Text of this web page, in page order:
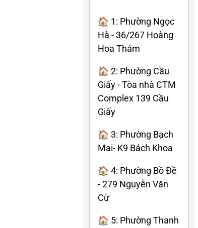
🏠 1: Phường Ngọc
Hà - 36/267 Hoàng
Hoa Thám
🏠 2: Phường Cầu
Giấy - Tòa nhà CTM
Complex 139 Cầu
Giấy
🏠 3: Phường Bạch
Mai- K9 Bách Khoa
🏠 4: Phường Bồ Đề
- 279 Nguyễn Văn
Cừ
🏠 5: Phường Thanh